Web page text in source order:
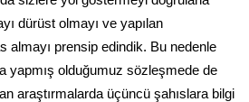
dürüst olmayı ve yapılan
almayı prensip edindik. Bu nedenle
yapmış olduğumuz sözleşmede de
araştırmalarda üçüncü şahıslara bilgi